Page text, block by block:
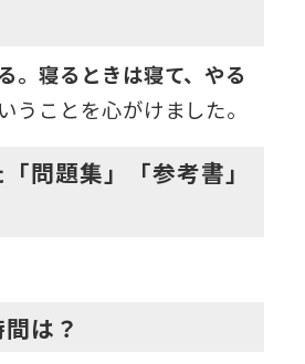
。寝るときは寝て、やる
うことを心がけました。
問題集」「参考書」
は？